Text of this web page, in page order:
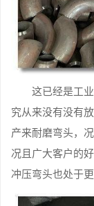
这已经是工
究从来没有没有
产来耐磨弯头，
况且广大客户的
冲压弯头也处于